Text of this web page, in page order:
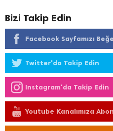
Bizi Takip Edin
Facebook Sayfamızı
Twitter'da Takip Edin
Instagram'da Takip Edin
Youtube Kanalımıza